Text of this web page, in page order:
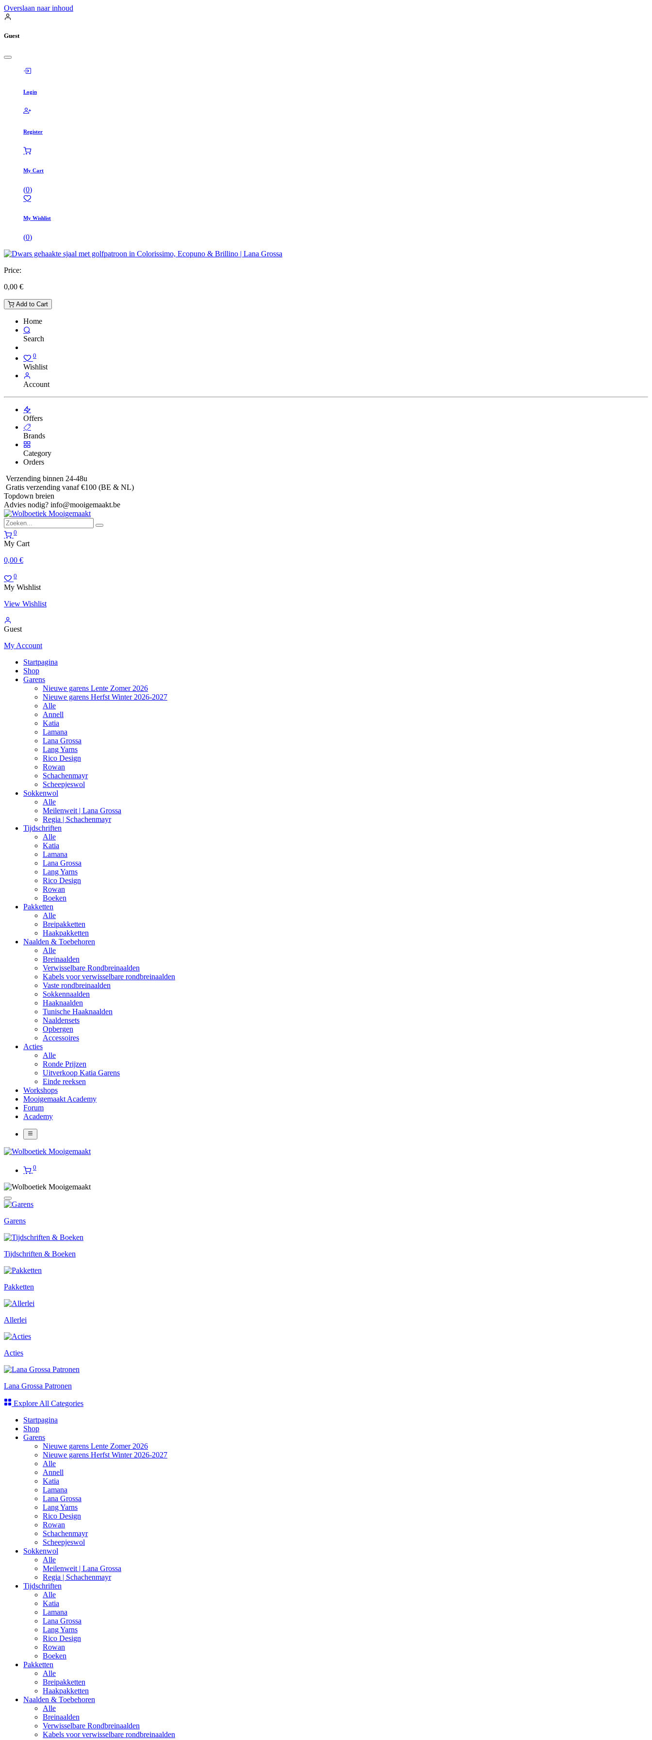
Overslaan naar inhoud
Guest
Login
Register
My Cart
(0)
My Wishlist
(0)
Price:
0,00 €
Add to Cart
Home
Search
0
Wishlist
Account
Offers
Brands
Category
Orders
Verzending binnen 24-48u
Gratis verzending vanaf €100 (BE & NL)
Topdown breien
Advies nodig? info@mooigemaakt.be
0
My Cart
0,00 €
0
My Wishlist
View Wishlist
Guest
My Account
Startpagina
Shop
Garens
Nieuwe garens Lente Zomer 2026
Nieuwe garens Herfst Winter 2026-2027
Alle
Annell
Katia
Lamana
Lana Grossa
Lang Yarns
Rico Design
Rowan
Schachenmayr
Scheepjeswol
Sokkenwol
Alle
Meilenweit | Lana Grossa
Regia | Schachenmayr
Tijdschriften
Alle
Katia
Lamana
Lana Grossa
Lang Yarns
Rico Design
Rowan
Boeken
Pakketten
Alle
Breipakketten
Haakpakketten
Naalden & Toebehoren
Alle
Breinaalden
Verwisselbare Rondbreinaalden
Kabels voor verwisselbare rondbreinaalden
Vaste rondbreinaalden
Sokkennaalden
Haaknaalden
Tunische Haaknaalden
Naaldensets
Opbergen
Accessoires
Acties
Alle
Ronde Prijzen
Uitverkoop Katia Garens
Einde reeksen
Workshops
Mooigemaakt Academy
Forum
Academy
0
Garens
Tijdschriften & Boeken
Pakketten
Allerlei
Acties
Lana Grossa Patronen
Explore All Categories
Startpagina
Shop
Garens
Nieuwe garens Lente Zomer 2026
Nieuwe garens Herfst Winter 2026-2027
Alle
Annell
Katia
Lamana
Lana Grossa
Lang Yarns
Rico Design
Rowan
Schachenmayr
Scheepjeswol
Sokkenwol
Alle
Meilenweit | Lana Grossa
Regia | Schachenmayr
Tijdschriften
Alle
Katia
Lamana
Lana Grossa
Lang Yarns
Rico Design
Rowan
Boeken
Pakketten
Alle
Breipakketten
Haakpakketten
Naalden & Toebehoren
Alle
Breinaalden
Verwisselbare Rondbreinaalden
Kabels voor verwisselbare rondbreinaalden